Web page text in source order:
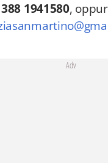
388 1941580,
Adv